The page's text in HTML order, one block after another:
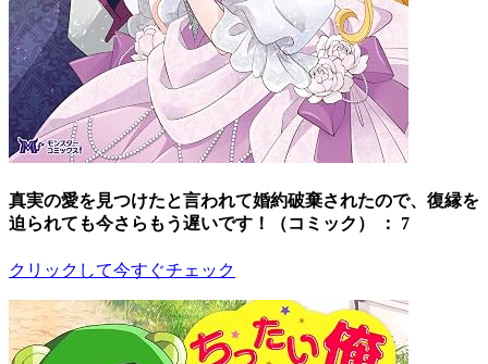
真実の愛を見つけたと言われて婚約破棄されたので、復縁を
迫られても今さらもう遅いです！（コミック） ： 7
クリックして今すぐチェック